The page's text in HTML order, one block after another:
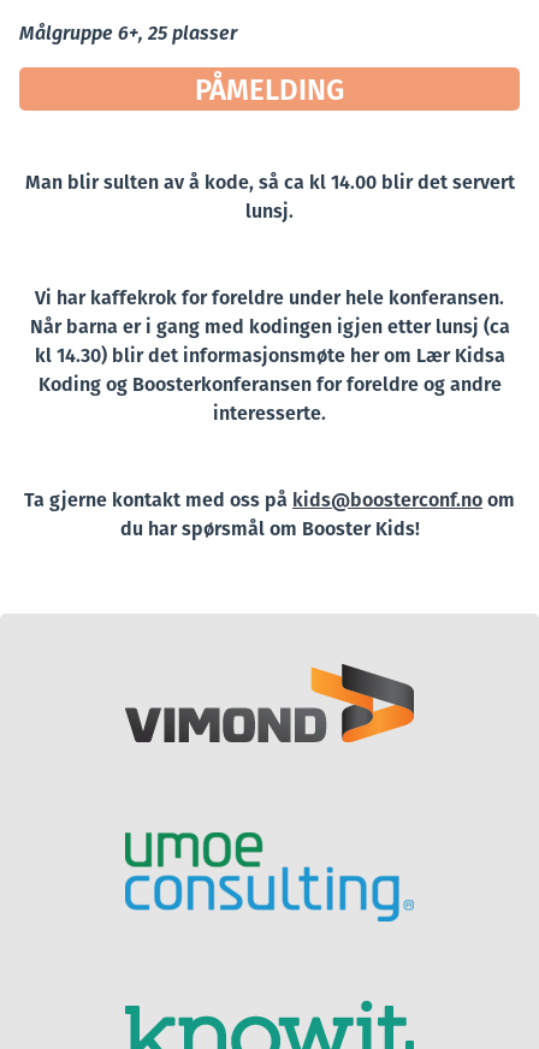
Målgruppe 6+, 25 plasser
PÅMELDING
Man blir sulten av å kode, så ca kl 14.00 blir det servert
lunsj.
Vi har kaffekrok for foreldre under hele konferansen.
Når barna er i gang med kodingen igjen etter lunsj (ca
kl 14.30) blir det informasjonsmøte her om Lær Kidsa
Koding og Boosterkonferansen for foreldre og andre
interesserte.
Ta gjerne kontakt med oss på kids@boosterconf.noom
du har spørsmål om Booster Kids!